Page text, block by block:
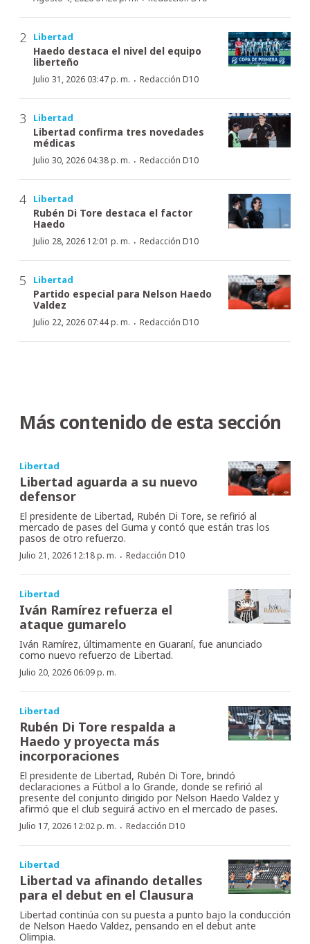
Libertad
Haedo destaca el nivel del equipo
liberteño
Julio 31, 2026 03:47 p. m. · Redacción D10
Libertad
Libertad confirma tres novedades
médicas
Julio 30, 2026 04:38 p. m. · Redacción D10
Libertad
Rubén Di Tore destaca el factor
Haedo
Julio 28, 2026 12:01 p. m. · Redacción D10
Libertad
Partido especial para Nelson Haedo
Valdez
Julio 22, 2026 07:44 p. m. · Redacción D10
Más contenido de esta sección
Libertad
Libertad aguarda a su nuevo
defensor
El presidente de Libertad, Rubén Di Tore, se refirió al
mercado de pases del Guma y contó que están tras los
pasos de otro refuerzo.
Julio 21, 2026 12:18 p. m. · Redacción D10
Libertad
Iván Ramírez refuerza el
ataque gumarelo
Iván Ramírez, últimamente en Guaraní, fue anunciado
como nuevo refuerzo de Libertad.
Julio 20, 2026 06:09 p. m.
Libertad
Rubén Di Tore respalda a
Haedo y proyecta más
incorporaciones
El presidente de Libertad, Rubén Di Tore, brindó
declaraciones a Fútbol a lo Grande, donde se refirió al
presente del conjunto dirigido por Nelson Haedo Valdez y
afirmó que el club seguirá activo en el mercado de pases.
Julio 17, 2026 12:02 p. m. · Redacción D10
Libertad
Libertad va afinando detalles
para el debut en el Clausura
Libertad continúa con su puesta a punto bajo la conducción
de Nelson Haedo Valdez, pensando en el debut ante
Olimpia.